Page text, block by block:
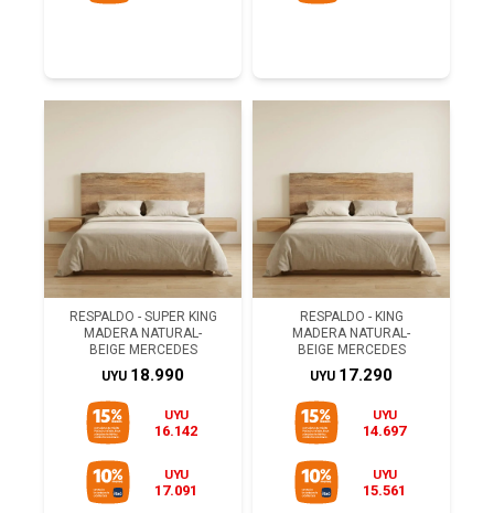
RESPALDO - SUPER KING
MADERA NATURAL-
BEIGE MERCEDES
UYU 18.990
UYU
16.142
UYU
17.091
RESPALDO - KING
MADERA NATURAL-
BEIGE MERCEDES
UYU 17.290
UYU
14.697
UYU
15.561